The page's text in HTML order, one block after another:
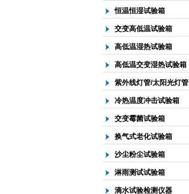
恒温恒湿试验箱
交变高低温试验箱
高低温湿热试验箱
高低温交变湿热试验箱
紫外线灯管/太阳光灯管
冷热温度冲击试验箱
交变霉菌试验箱
换气式老化试验箱
沙尘粉尘试验箱
淋雨测试试验箱
滴水试验检测仪器